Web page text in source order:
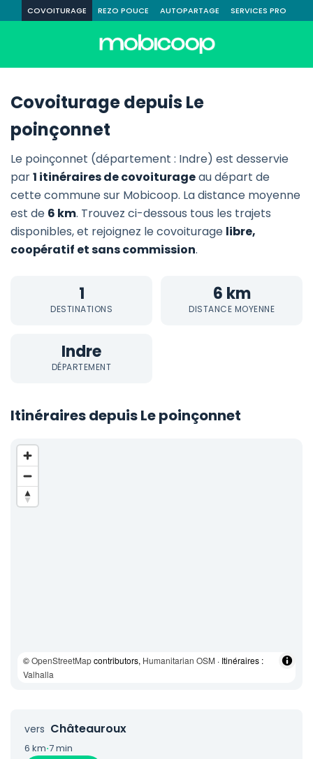
COVOITURAGE REZO POUCE AUTOPARTAGE SERVICES PRO
Covoiturage depuis Le
poinçonnet
Le poinçonnet (département : Indre) est desservie
par1 itinéraires de covoiturageau départ de
cette commune sur Mobicoop. La distance moyenne
est de 6 km. Trouvez ci-dessous tous les trajets
disponibles, et rejoignez le covoiturage libre,
coopératif et sans commission.
1
DESTINATIONS
6 km
DISTANCE MOYENNE
Indre
DÉPARTEMENT
Itinéraires depuis Le poinçonnet
©OpenStreetMapcontributors, Humanitarian OSM · Itinéraires :
Valhalla
vers Châteauroux
6 km·7 min